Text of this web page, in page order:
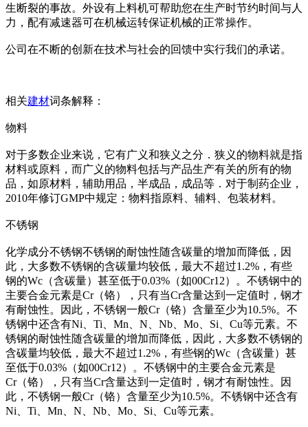
生断裂的事故。外设有上料机可帮助您在生产时节约时间与人
力，配有减速器可在机械运转保证机械的正常操作。
公司在不断的创新在技术与社会的回馈中实行我们的承诺。
相关建材词条解释：
物料
对于多数企业来说，它有广义和狭义之分．狭义的物料就是指
材料或原料，而广义的物料包括与产品生产有关的所有的物
品，如原材料，辅助用品，半成品，成品等．对于制药企业，
2010年修订GMP中规定：物料指原料、辅料、包装材料。
不锈钢
化学成分不锈钢不锈钢的耐蚀性随含碳量的增加而降低，因
此，大多数不锈钢的含碳量均较低，最大不超过1.2%，有些
钢的Wc（含碳量）甚至低于0.03%（如00Cr12）。不锈钢中的
主要合金元素是Cr（铬），只有当Cr含量达到一定值时，钢才
有耐蚀性。因此，不锈钢一般Cr（铬）含量至少为10.5%。不
锈钢中还含有Ni、Ti、Mn、N、Nb、Mo、Si、Cu等元素。不
锈钢的耐蚀性随含碳量的增加而降低，因此，大多数不锈钢的
含碳量均较低，最大不超过1.2%，有些钢的Wc（含碳量）甚
至低于0.03%（如00Cr12）。不锈钢中的主要合金元素是
Cr（铬），只有当Cr含量达到一定值时，钢才有耐蚀性。因
此，不锈钢一般Cr（铬）含量至少为10.5%。不锈钢中还含有
Ni、Ti、Mn、N、Nb、Mo、Si、Cu等元素。